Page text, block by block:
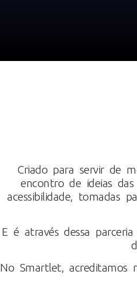
Criado para servir de
encontro de ideias
acessibilidade, tomadas
E é através dessa
No Smartlet, acreditamos